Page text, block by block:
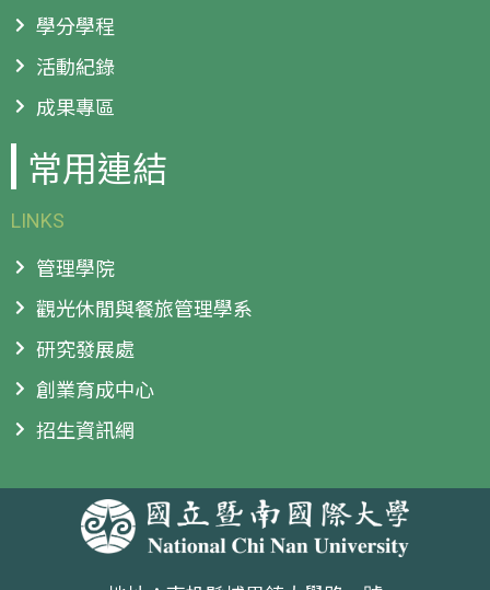
學分學程
活動紀錄
成果專區
常用連結
LINKS
管理學院
觀光休閒與餐旅管理學系
研究發展處
創業育成中心
招生資訊網